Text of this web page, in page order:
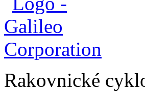
Rakovnické